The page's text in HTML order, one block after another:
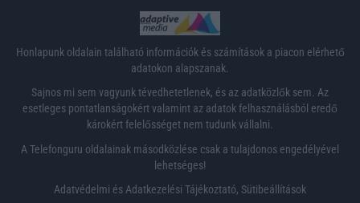
Honlapunk oldalain található információk és számítások a piacon elérhető
adatokon alapszanak.
Sajnos mi sem vagyunk tévedhetetlenek, és az adatközlők sem. Az
esetleges pontatlanságokért valamint az adatok felhasználásból eredő
károkért felelősséget nem tudunk vállalni.
A Telefonguru oldalainak másodközlése csak a tulajdonos engedélyével
lehetséges!
Adatvédelmi és Adatkezelési Tájékoztató, Sütibeállítások